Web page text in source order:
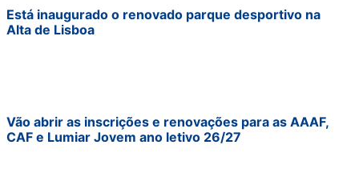
Está inaugurado o renovado parque desportivo na
Alta de Lisboa
Vão abrir as inscrições e renovações para as AAAF,
CAF e Lumiar Jovem ano letivo 26/27